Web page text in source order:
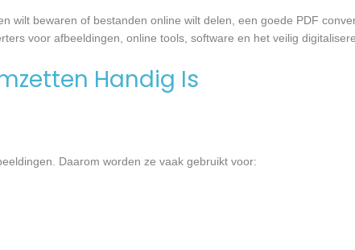
wilt bewaren of bestanden online wilt delen, een goede PDF
voor afbeeldingen, online tools, software en het veilig
Handig Is
Daarom worden ze vaak gebruikt voor: